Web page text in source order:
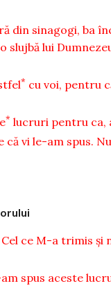
din sinagogi, ba
slujbă lui
* cu voi, pentru
* lucruri pentru ca,
că vi le-am spus.
ce M-a trimis şi
spus aceste